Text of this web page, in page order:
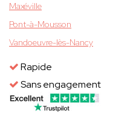
Maxéville
Pont-à-Mousson
Vandoeuvre-lès-Nancy
Rapide
Sans engagement